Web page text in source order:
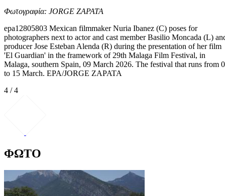
Φωτογραφία: JORGE ZAPATA
epa12805803 Mexican filmmaker Nuria Ibanez (C) poses for
photographers next to actor and cast member Basilio Moncada (L)
producer Jose Esteban Alenda (R) during the presentation of her film
'El Guardian' in the framework of 29th Malaga Film Festival, in
Malaga, southern Spain, 09 March 2026. The festival that runs from
to 15 March. EPA/JORGE ZAPATA
4 / 4
ΦΩΤΟ